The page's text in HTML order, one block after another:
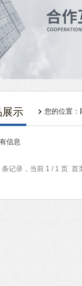
展示 您的位置：
信息
条记录，当前 1 / 1 页